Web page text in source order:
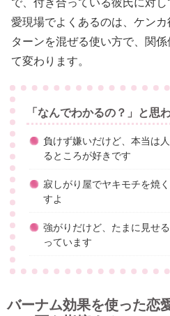
愛現場でよくあるのは、ケン
ターンを混ぜる使い方で、関
て変わります。
「なんでわかるの？」と思
負けず嫌いだけど、本当は
るところが好きです
寂しがり屋でヤキモチを焼
すよ
強がりだけど、たまに見せ
っています
バーナム効果を使った恋